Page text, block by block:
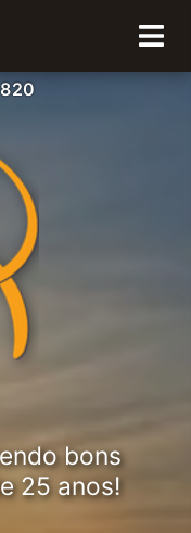
bons
25 anos!